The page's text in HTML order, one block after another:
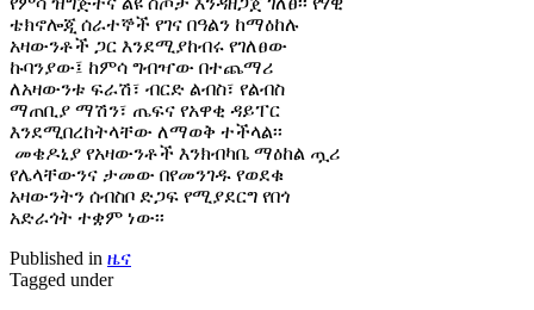
ቴክኖሎጂ ሰራተኞች የገና በዓልን ከማዕከሉ
አዛውንቶች ጋር እንደሚያከብሩ የገለፀው
ኩባንያው፤ ከምሳ ግብዣው በተጨማሪ
ለአዛውንቱ ፍራሽ፣ ብርድ ልብስ፣ የልብስ
ማጠቢያ ማሽን፣ ጤፍና የአዋቂ ዳይፐር
እንደሚበረከትላቸው ለማወቅ ተችላል፡፡
መቄዶኒያ የአዛውንቶች እንክብካቤ ማዕከል ጧሪ
የሌላቸውንና ታመው በየመንገዱ የወደቁ
አዛውንትን ሰብስቦ ድጋፍ የሚያደርግ የበጎ
አድራጎት ተቋም ነው፡፡
Published in ዜና
Tagged under